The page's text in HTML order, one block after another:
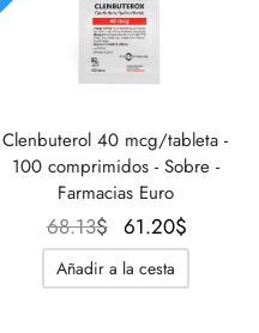
Clenbuterol 40 mcg/tableta -
100 comprimidos - Sobre -
Farmacias Euro
68.13$
El
precio
original
61.20$
Añadir a la cesta